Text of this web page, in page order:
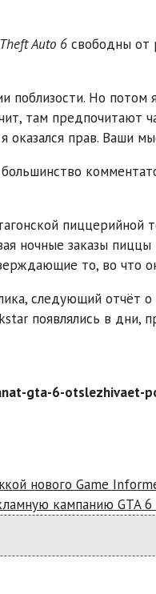
Auto 6 свободны от
поблизости. Но
там предпочитают
оказался прав. Ваши
пиццерийной
ночные заказы
то, во что
следующий отчёт
появлялись в
gta-6-otslezhivaet-
нового Game
кампанию GTA